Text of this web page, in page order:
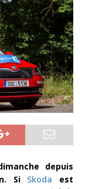
depuis
Si Skoda est